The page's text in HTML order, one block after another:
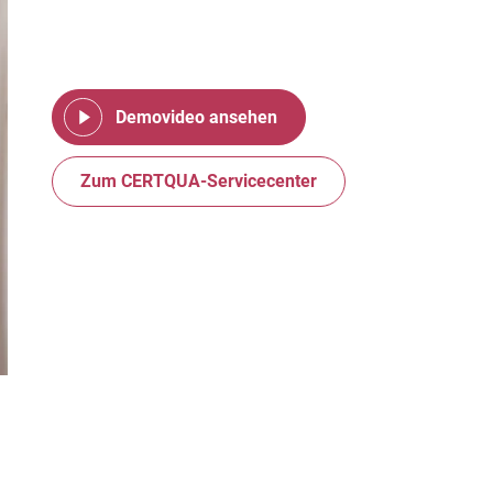
Demovideo ansehen
Zum CERTQUA-Servicecenter